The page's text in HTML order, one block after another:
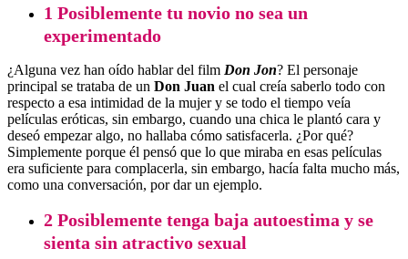
1 Posiblemente tu novio no sea un
experimentado
¿Alguna vez han oído hablar del film Don Jon? El personaje
principal se trataba de un Don Juan el cual creía saberlo todo con
respecto a esa intimidad de la mujer y se todo el tiempo veía
películas eróticas, sin embargo, cuando una chica le plantó cara y
deseó empezar algo, no hallaba cómo satisfacerla. ¿Por qué?
Simplemente porque él pensó que lo que miraba en esas películas
era suficiente para complacerla, sin embargo, hacía falta mucho más,
como una conversación, por dar un ejemplo.
2 Posiblemente tenga baja autoestima y se
sienta sin atractivo sexual